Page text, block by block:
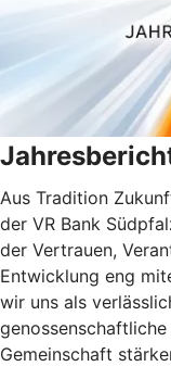
Aus Tradition
der VR Bank
der Vertrauen,
Entwicklung eng
wir uns als
Gemeinschaft